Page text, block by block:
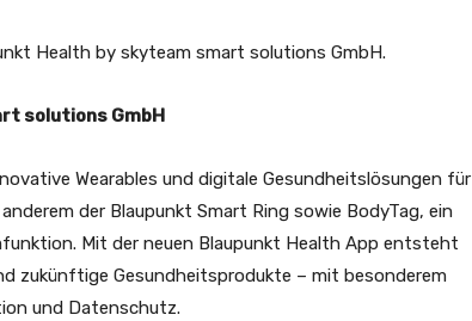
Health by skyteam smart solutions GmbH.
solutions GmbH
Wearables und digitale Gesundheitslösungen für
der Blaupunkt Smart Ring sowie BodyTag, ein
Mit der neuen Blaupunkt Health App entsteht
zukünftige Gesundheitsprodukte – mit besonderem
und Datenschutz.